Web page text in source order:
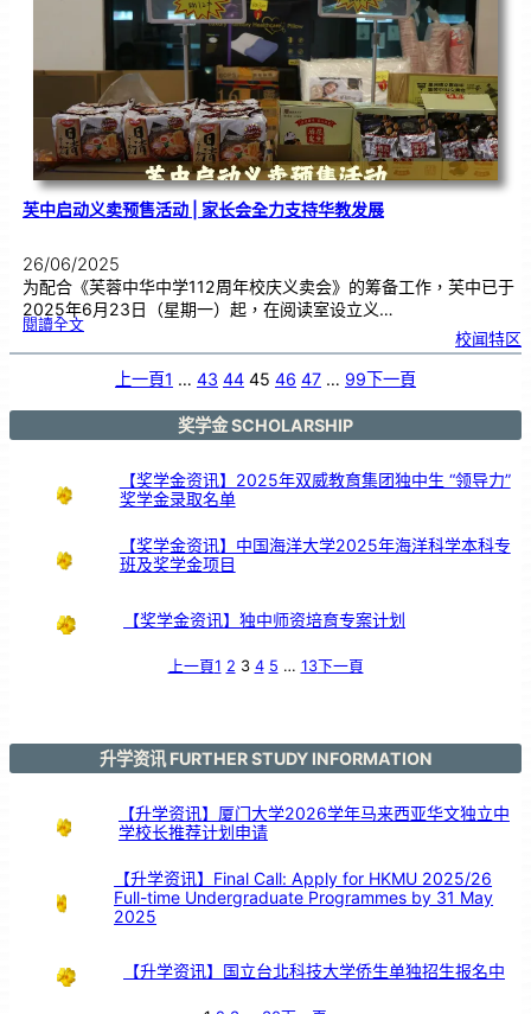
挑
战
纪
录
大
全
芙中启动义卖预售活动 | 家长会全力支持华教发展
26/06/2025
为配合《芙蓉中华中学112周年校庆义卖会》的筹备工作，芙中已于
2025年6月23日（星期一）起，在阅读室设立义…
閱讀全文:芙
启
动
动
|
会
校闻特区
上一頁1 … 43 44 45 46 47 … 99下一頁
奖学金 SCHOLARSHIP
【奖学金资讯】2025年双威教育集团独中生 “领导力”
奖学金录取名单
【奖学金资讯】中国海洋大学2025年海洋科学本科专
班及奖学金项目
【奖学金资讯】独中师资培育专案计划
上一頁1 2 3 4 5 … 13下一頁
升学资讯 FURTHER STUDY INFORMATION
【升学资讯】厦门大学2026学年马来西亚华文独立中
学校长推荐计划申请
【升学资讯】Final Call: Apply for HKMU 2025/26
Full-time Undergraduate Programmes by 31 May
2025
【升学资讯】国立台北科技大学侨生单独招生报名中